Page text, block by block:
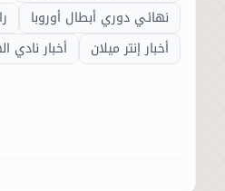
نهائي دوري أبطال أوروبا
أخبار إنتر ميلان
أخبار نادي